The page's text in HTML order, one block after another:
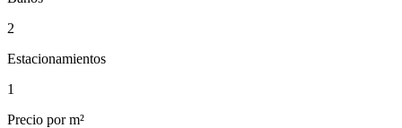
2
Estacionamientos
1
Precio por m²